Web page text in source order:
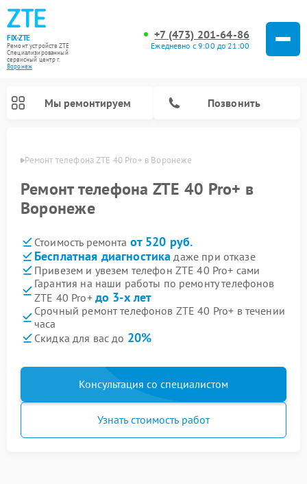
FIX-ZTE
Ремонт устройств ZTE
Специализированный
cервисный центр г.
Воронеж
+7 (473) 201-64-86
Ежедневно с 9:00 до 21:00
Мы ремонтируем Позвонить
Ремонт телефона ZTE 40 Pro+ в Воронеже
Ремонт телефона ZTE 40 Pro+ в
Воронеже
Стоимость ремонта от 520 руб.
Бесплатная диагностика даже при отказе
Привезем и увезем телефон ZTE 40 Pro+ сами
Гарантия на наши работы по ремонту телефонов
ZTE 40 Pro+ до 3-х лет
Срочный ремонт телефонов ZTE 40 Pro+ в течении
часа
Скидка для вас до 20%
Консультация со специалистом
Узнать стоимость работ